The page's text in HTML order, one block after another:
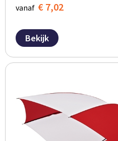
vanaf € 7,02
Bekijk